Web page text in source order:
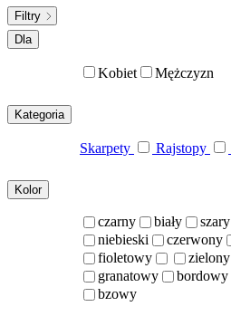
Filtry
Dla
Kobiet Mężczyzn
Kategoria
Skarpety Rajstopy
Kolor
czarny biały szary
niebieski
czerwony
fioletowy
zielony
granatowy
bordowy
bzowy